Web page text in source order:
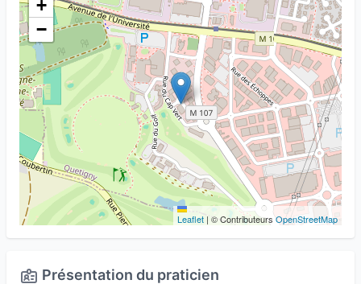
+
−
Leaflet | © ContributeursOpenStreetMap
Présentation du praticien